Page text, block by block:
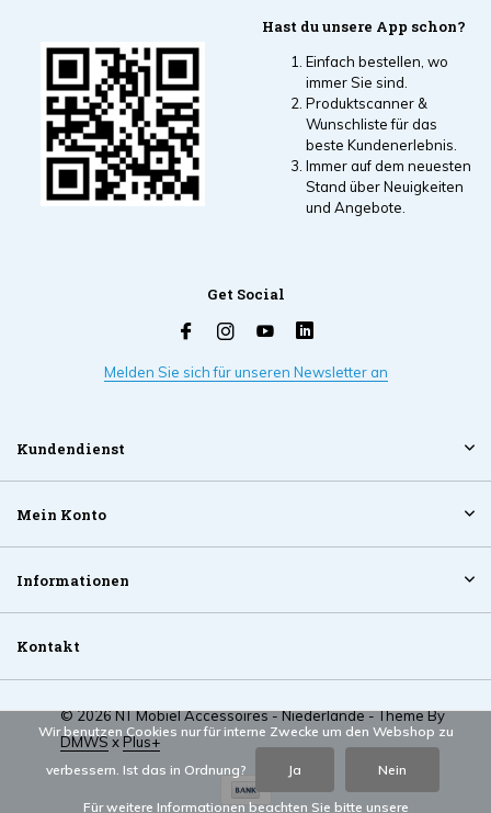
Hast du unsere App schon?
Einfach bestellen, wo
immer Sie sind.
Produktscanner &
Wunschliste für das
beste Kundenerlebnis.
Immer auf dem neuesten
Stand über Neuigkeiten
und Angebote.
Get Social
Melden Sie sich für unseren Newsletter an
Kundendienst
Mein Konto
Informationen
Kontakt
© 2026 NT Mobiel Accessoires - Niederlande - Theme By
DMWSxPlus+
Wir benutzen Cookies nur für interne Zwecke um den Webshop zu
verbessern. Ist das in Ordnung? Ja Nein
Für weitere Informationen beachten Sie bitte unsere